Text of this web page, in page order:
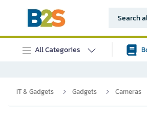
All Categories
IT & Gadgets Gadgets Cameras